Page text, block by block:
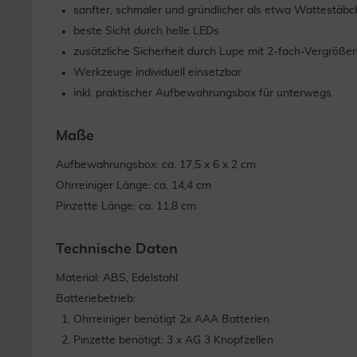
sanfter, schmaler und gründlicher als etwa
beste Sicht durch helle LEDs
zusätzliche Sicherheit durch Lupe mit 2-fach-
Werkzeuge individuell einsetzbar
inkl. praktischer Aufbewahrungsbox für unterwegs
Maße
Aufbewahrungsbox: ca. 17,5 x 6 x 2 cm
Ohrreiniger Länge: ca. 14,4 cm
Pinzette Länge: ca. 11,8 cm
Technische Daten
Material: ABS, Edelstahl
Batteriebetrieb:
Ohrreiniger benötigt 2x AAA Batterien
Pinzette benötigt: 3 x AG 3 Knopfzellen